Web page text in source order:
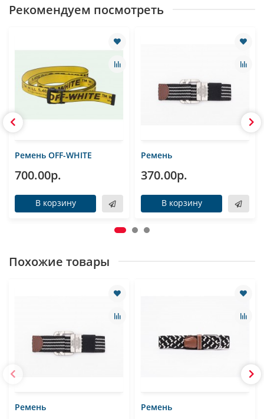
Рекомендуем посмотреть
Ремень OFF-WHITE
700.00р.
В корзину
Ремень
370.00р.
В корзину
Похожие товары
Ремень Ремень